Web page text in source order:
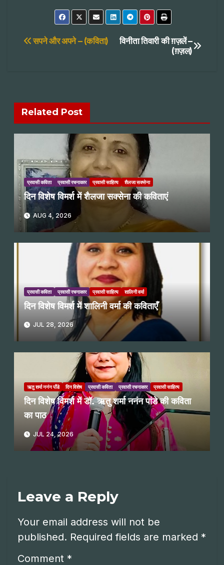
Post
विनीता तिवारी की ग़ज़लें –
(ग़ज़ल)
सपने और अपने – (कविता)
Related Post
प्रवासी कविता प्रवासी रचनाकार प्रवासी साहित्य शैलजा सक्सेना
दिन विशेष विमर्श में शैलजा सक्सेना की कविताएं
AUG 4, 2026
प्रवासी कविता प्रवासी रचनाकार प्रवासी साहित्य शालिनी वर्मा
दिन विशेष विमर्श में शालिनी वर्मा की कविताएँ
JUL 28, 2026
ऋतु शर्मा ननंन पाँडे दिन विशेष प्रवासी कविता प्रवासी रचनाकार प्रवासी साहित्य
दिन विशेष विमर्श में डॉ. ऋतु शर्मा ननंन पांडे की कविता
का पाठ
JUL 24, 2026
Leave a Reply
Your email address will not be
published. Required fields are marked *
Comment *